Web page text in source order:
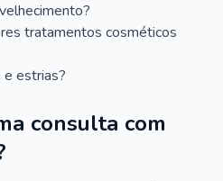
tratamentos cosméticos
estrias?
consulta com